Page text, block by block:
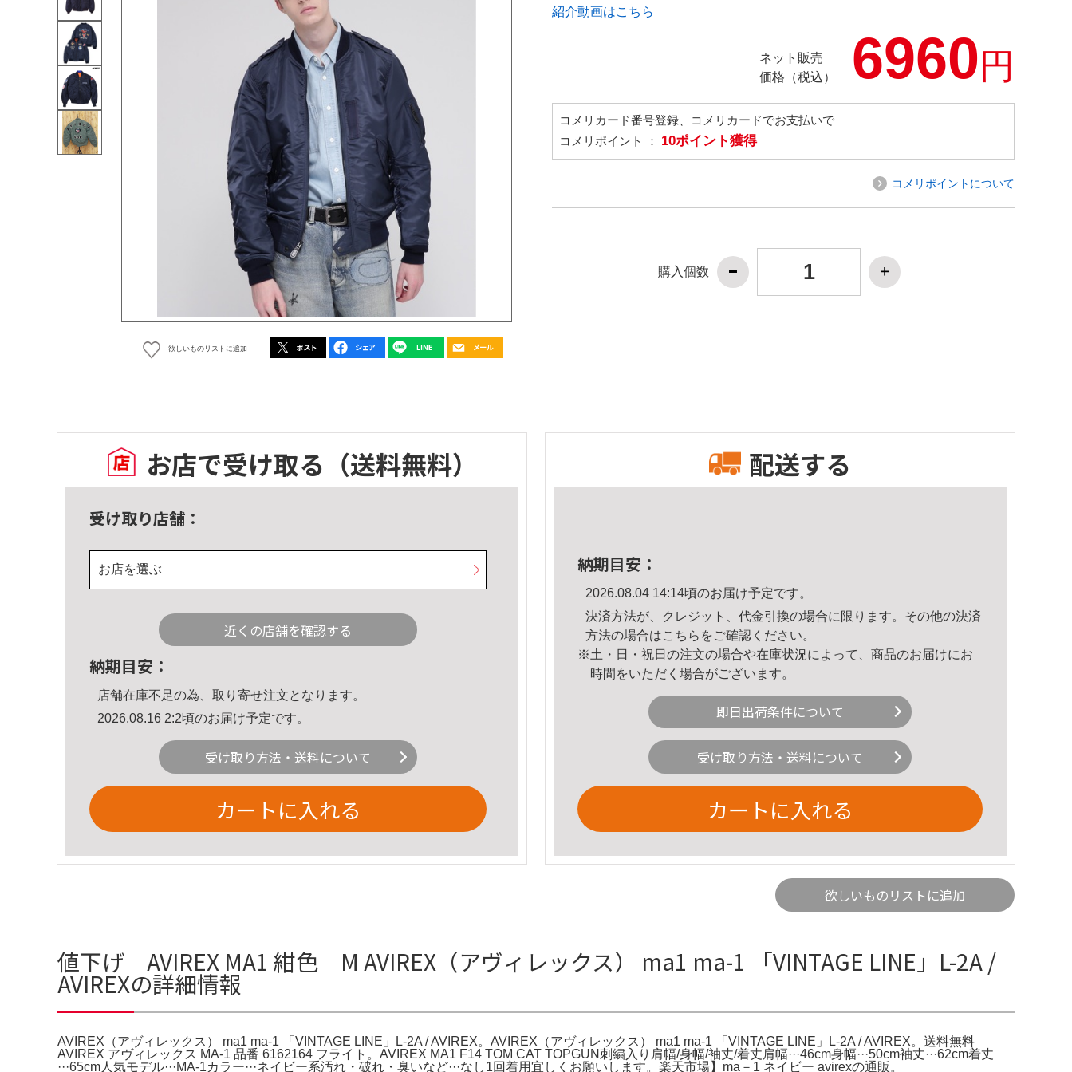
欲しいものリストに追加
紹介動画はこちら
ネット販売
価格（税込）
6960円
コメリカード番号登録、コメリカードでお支払いで
コメリポイント ： 10ポイント獲得
コメリポイントについて
購入個数
お店で受け取る （送料無料）
受け取り店舗：
お店を選ぶ
近くの店舗を確認する
納期目安：
店舗在庫不足の為、取り寄せ注文となります。
2026.08.16 2:2頃のお届け予定です。
受け取り方法・送料について
カートに入れる
配送する
納期目安：
2026.08.04 14:14頃のお届け予定です。
決済方法が、クレジット、代金引換の場合に限ります。その他の決済
方法の場合はこちら をご確認ください。
※土・日・祝日の注文の場合や在庫状況によって、商品のお届けにお
時間をいただく場合がございます。
即日出荷条件について
受け取り方法・送料について
カートに入れる
欲しいものリストに追加
値下げ AVIREX MA1 紺色 M AVIREX（アヴィレックス） ma1 ma-1 「VINTAGE LINE」L-2A /
AVIREXの詳細情報
AVIREX（アヴィレックス） ma1 ma-1 「VINTAGE LINE」L-2A / AVIREX。AVIREX（アヴィレックス） ma1 ma-1 「VINTAGE LINE」L-2A / AVIREX。送料無料
AVIREX アヴィレックス MA-1 品番 6162164 フライト。AVIREX MA1 F14 TOM CAT TOPGUN刺繍入り肩幅/身幅/袖丈/着丈肩幅···46cm身幅···50cm袖丈···62cm着丈
···65cm人気モデル···MA-1カラー···ネイビー系汚れ・破れ・臭いなど···なし1回着用宜しくお願いします。楽天市場】ma－1 ネイビー avirexの通販。